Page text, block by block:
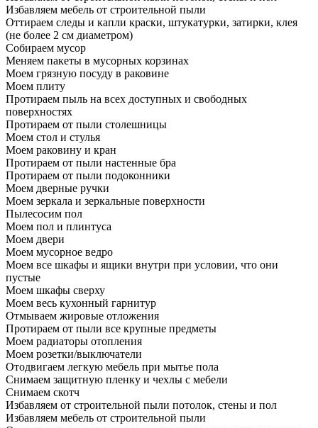
Избавляем мебель от строительной пыли
Оттираем следы и капли краски, штукатурки, затирки, клея
(не более 2 см диаметром)
Собираем мусор
Меняем пакеты в мусорных корзинах
Моем грязную посуду в раковине
Моем плиту
Протираем пыль на всех доступных и свободных
поверхностях
Протираем от пыли столешницы
Моем стол и стулья
Моем раковину и кран
Протираем от пыли настенные бра
Протираем от пыли подоконники
Моем дверные ручки
Моем зеркала и зеркальные поверхности
Пылесосим пол
Моем пол и плинтуса
Моем двери
Моем мусорное ведро
Моем все шкафы и ящики внутри при условии, что они
пустые
Моем шкафы сверху
Моем весь кухонный гарнитур
Отмываем жировые отложения
Протираем от пыли все крупные предметы
Моем радиаторы отопления
Моем розетки/выключатели
Отодвигаем легкую мебель при мытье пола
Снимаем защитную пленку и чехлы с мебели
Снимаем скотч
Избавляем от строительной пыли потолок, стены и пол
Избавляем мебель от строительной пыли